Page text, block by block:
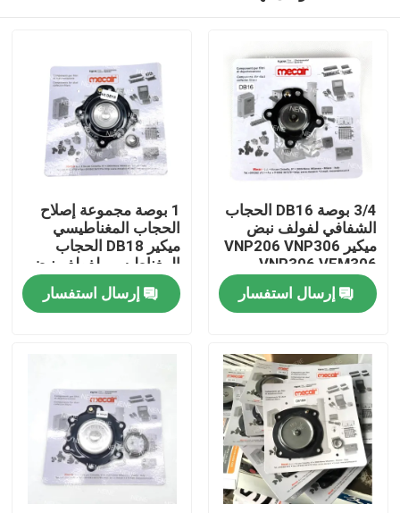
المنتجات
فيديوهات
حولنا
3/4 بوصة DB16 الحجاب
الشفافي لفولف نبض
ميكير VNP206 VNP306
VNP306 VEM306
إرسال استفسار
1 بوصة مجموعة إصلاح
الحجاب المغناطيسي
ميكير DB18 الحجاب
المغناطيسي لفولف نبض
ميكير VNP208 VNP308
VEM208 VEM308
VNP408 VEM408
إرسال استفسار